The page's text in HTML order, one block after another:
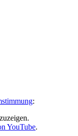
:
YouTube.